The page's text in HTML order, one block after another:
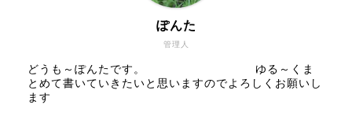
管理人
ぽんた
どうも～ぽんたです。 ゆる～くま
とめて書いていきたいと思いますのでよろしくお願いし
ます